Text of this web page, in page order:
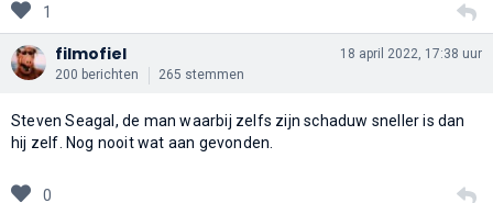
1
filmofiel
200 berichten 265 stemmen
18 april 2022, 17:38 uur
Steven Seagal, de man waarbij zelfs zijn schaduw sneller is dan
hij zelf. Nog nooit wat aan gevonden.
0